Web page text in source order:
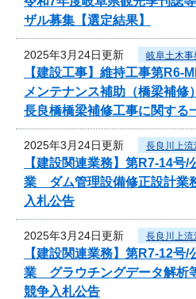
ザル募集【選定結果】
2025年3月24日更新 岐阜土木事
【建設工事】維持工事第
メンテナンス補助（橋梁補修
長良橋橋梁補修工事に関する
2025年3月24日更新 長良川上
【建設関連業務】第R7-14号
業 ダム管理設備修正設計業
入札公告
2025年3月24日更新 長良川上
【建設関連業務】第R7-12号
業 グラウチングデータ解析
競争入札公告